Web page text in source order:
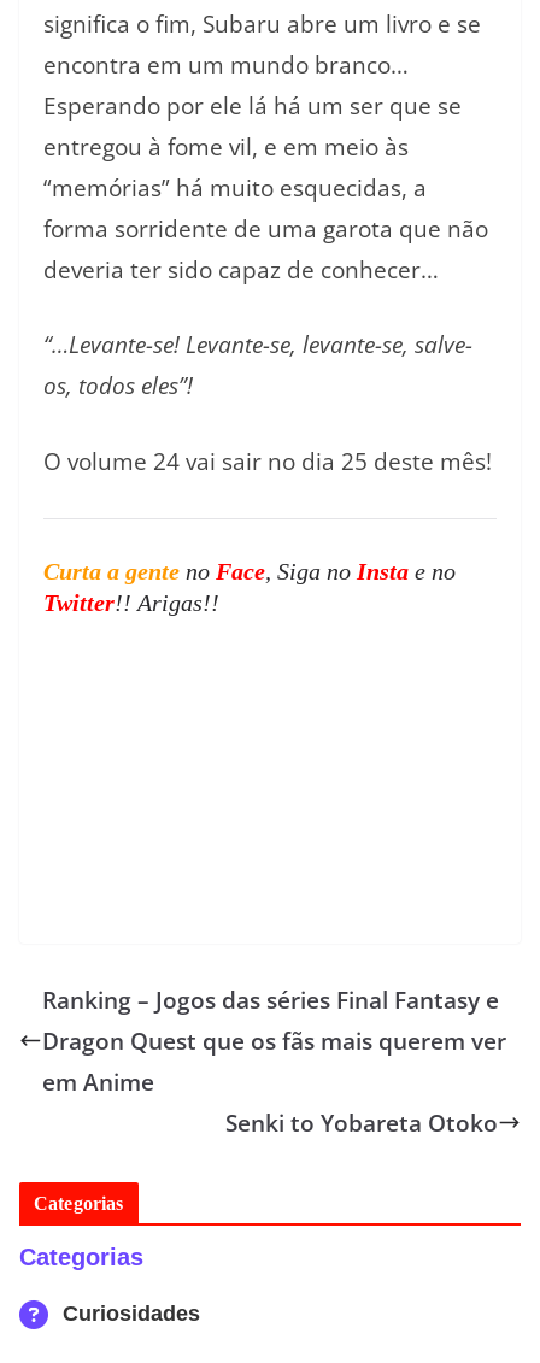
significa o fim, Subaru abre um livro e se
encontra em um mundo branco…
Esperando por ele lá há um ser que se
entregou à fome vil, e em meio às
“memórias” há muito esquecidas, a
forma sorridente de uma garota que não
deveria ter sido capaz de conhecer…
“…Levante-se! Levante-se, levante-se, salve-
os, todos eles”!
O volume 24 vai sair no dia 25 deste mês!
Curta a gente no Face, Siga no Insta e no
Twitter!! Arigas!!
Ranking – Jogos das séries Final Fantasy e
Dragon Quest que os fãs mais querem ver
em Anime
Senki to Yobareta Otoko
Categorias
Categorias
Curiosidades